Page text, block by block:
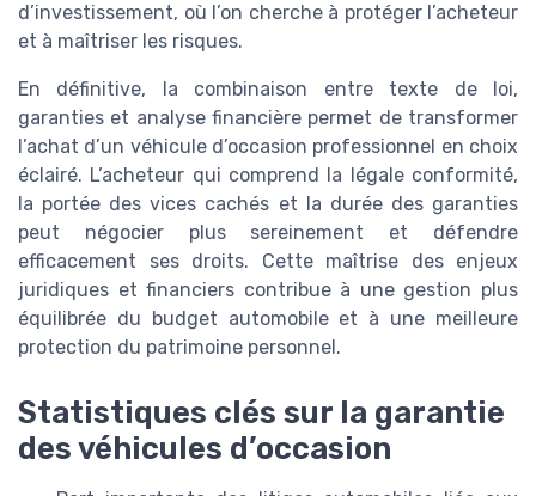
d’investissement, où l’on cherche à protéger l’acheteur
et à maîtriser les risques.
En définitive, la combinaison entre texte de loi,
garanties et analyse financière permet de transformer
l’achat d’un véhicule d’occasion professionnel en choix
éclairé. L’acheteur qui comprend la légale conformité,
la portée des vices cachés et la durée des garanties
peut négocier plus sereinement et défendre
efficacement ses droits. Cette maîtrise des enjeux
juridiques et financiers contribue à une gestion plus
équilibrée du budget automobile et à une meilleure
protection du patrimoine personnel.
Statistiques clés sur la garantie
des véhicules d’occasion